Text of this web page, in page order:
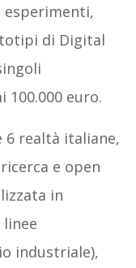
esperimenti,
di Digital
100.000 euro.
6 realtà italiane,
e open
in
industriale),